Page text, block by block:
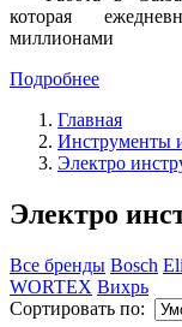
которая
миллионами
Подробнее
Главная
Инструменты
Электро
Электро
Все бренды Bosch
WORTEX Вихрь
Сортировать по: